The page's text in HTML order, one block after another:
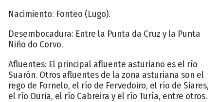
Nacimiento: Fonteo (Lugo).
Desembocadura: Entre la Punta da Cruz y la Punta
Niño do Corvo.
Afluentes: El principal afluente asturiano es el río
Suarón. Otros afluentes de la zona asturiana son el
rego de Fornelo, el río de Fervedoiro, el río de Siares,
el río Ouria, el río Cabreira y el río Turía, entre otros.